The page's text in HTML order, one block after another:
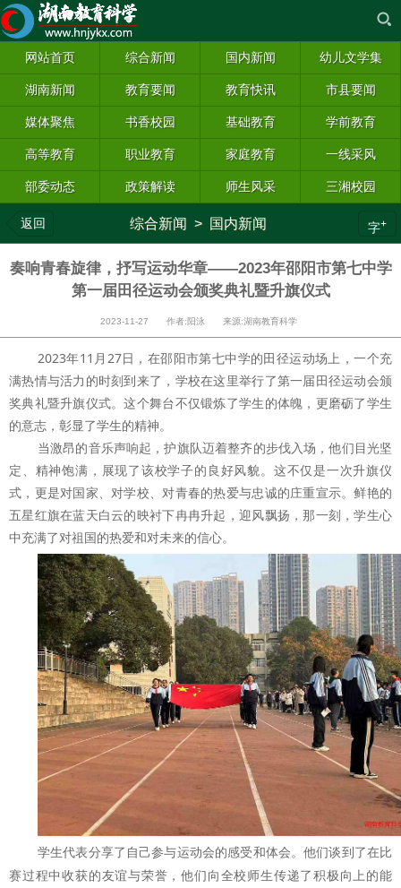
网站首页 综合新闻 国内新闻 幼儿文学集
湖南新闻 教育要闻 教育快讯 市县要闻
媒体聚焦 书香校园 基础教育 学前教育
高等教育 职业教育 家庭教育 一线采风
部委动态 政策解读 师生风采 三湘校园
返回 综合新闻 > 国内新闻 字+
奏响青春旋律，抒写运动华章——2023年邵阳市第七中学
第一届田径运动会颁奖典礼暨升旗仪式
2023-11-27 作者:阳泳 来源:湖南教育科学
2023年11 月 27日， 在邵阳市第七中学的田径运动场上，一个充
满热情与活力的时刻到来了，学校在这里举行了第一届田径运动会颁
奖典礼暨升旗仪式。这个舞台不仅锻炼了学生的体魄，更磨砺了学生
的意志，彰显了学生的精神。
当激昂的音乐声响起，护旗队迈着整齐的步伐入场，他们目光坚
定、精神饱满，展现了该校学子的良好风貌。这不仅是一次升旗仪
式，更是对国家、对学校、对青春的热爱与忠诚的庄重宣示。鲜艳的
五星红旗在蓝天白云的映衬下冉冉升起，迎风飘扬，那一刻，学生心
中充满了对祖国的热爱和对未来的信心。
学生代表分享了自己参与运动会的感受和体会。他们谈到了在比
赛过程中收获的友谊与荣誉，他们向全校师生传递了积极向上的能